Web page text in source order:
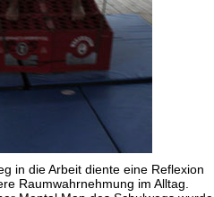
in die Arbeit diente eine Reflexion
Raumwahrnehmung im Alltag.